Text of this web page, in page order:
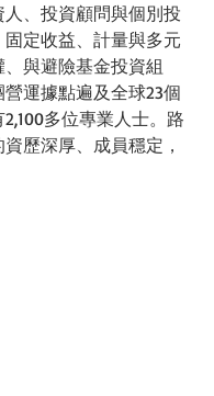
、投資顧問與個別投
定收益、計量與多元
與避險基金投資組
運據點遍及全球23個
多位專業人士。路
歷深厚、成員穩定，